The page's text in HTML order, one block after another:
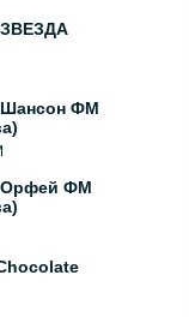
ФМ
Орфей ФМ